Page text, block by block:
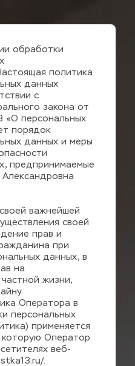
обработки
политика
данных
с
закона от
персональных
порядок
данных и меры
предпринимаемые
важнейшей
своей
прав и
при
данных, в
на
жизни,
Оператора в
персональных
применяется
Оператор
веб-
.